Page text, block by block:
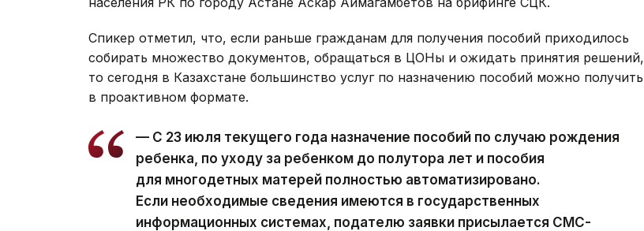
Спикер отметил, что, если раньше гражданам для получения пособий приходилось
собирать множество документов, обращаться в ЦОНы и ожидать принятия решений,
то сегодня в Казахстане большинство услуг по назначению пособий можно получить
в проактивном формате.
— С 23 июля текущего года назначение пособий по случаю рождения
ребенка, по уходу за ребенком до полутора лет и пособия
для многодетных матерей полностью автоматизировано.
Если необходимые сведения имеются в государственных
информационных системах, подателю заявки присылается СМС-